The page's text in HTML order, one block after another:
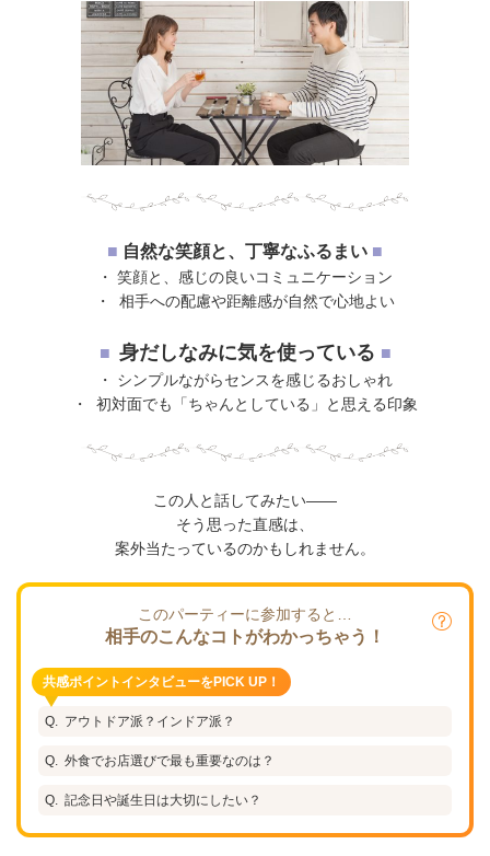
■ 自然な笑顔と、丁寧なふるまい ■
・ 笑顔と、感じの良いコミュニケーション
・ 相手への配慮や距離感が自然で心地よい
■ 身だしなみに気を使っている ■
・ シンプルながらセンスを感じるおしゃれ
・
初対面でも「ちゃんとしている」と思える印象
この人と話してみたい——
そう思った直感は、
案外当たっているのかもしれません。
このパーティーに参加すると…
相手のこんなコトがわかっちゃう！
共感ポイントインタビューをPICK UP！
アウトドア派？インドア派？
外食でお店選びで最も重要なのは？
記念日や誕生日は大切にしたい？